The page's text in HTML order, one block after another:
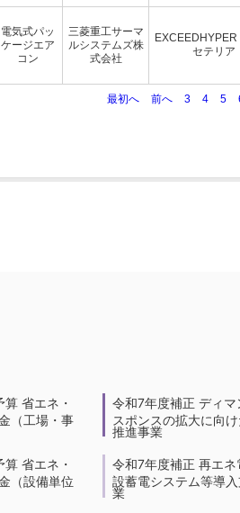
電気式パッ
ケージエア
コン
三菱重工サーマ
ルシステムズ株
式会社
EXCEEDHYPER
セテリア
最初へ 前へ 3 4 5
省エネ・
（工場・事
省エネ・
（設備単位
令和7年度補正 ディマ
スポンスの拡大に向
推進事業
令和7年度補正 再エネ
設蓄電システム等導
業